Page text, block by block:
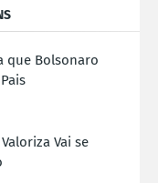
que Bolsonaro
Vai se